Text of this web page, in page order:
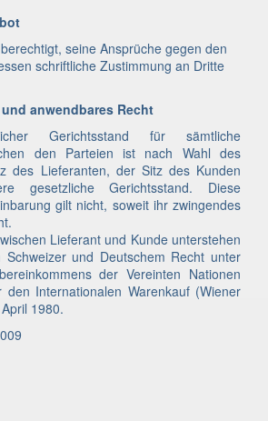
seine Ansprüche gegen den
schriftliche Zustimmung an Dritte
anwendbares Recht
Gerichtsstand für sämtliche
den Parteien ist nach Wahl des
des Lieferanten, der Sitz des Kunden
gesetzliche Gerichtsstand. Diese
gilt nicht, soweit ihr zwingendes
Lieferant und Kunde unterstehen
Schweizer und Deutschem Recht unter
der Vereinten Nationen
den Internationalen Warenkauf (Wiener
1980.